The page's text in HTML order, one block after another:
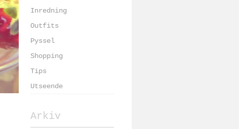
Inredning
Outfits
Pyssel
Shopping
Tips
Utseende
Arkiv